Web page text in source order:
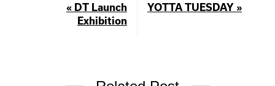
« DT Launch
Exhibition
YOTTA TUESDAY »